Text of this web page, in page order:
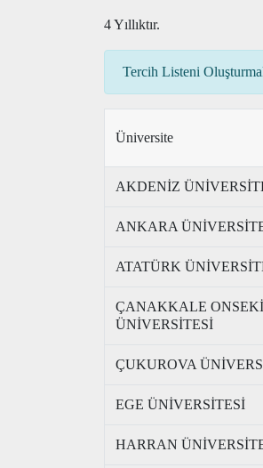
4 Yıllıktır.
Tercih Listeni
Üniversite
AKDENİZ
ANKARA
ATATÜRK
ÇANAKKALE
ÜNİVERSİTESİ
ÇUKUROVA
EGE ÜNİVERSİTESİ
HARRAN